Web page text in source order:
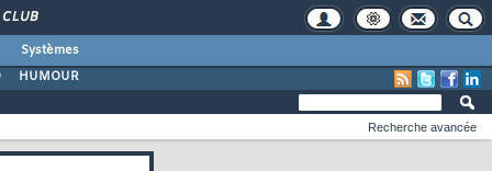
CLUB
Systèmes
HUMOUR
Recherche avancée